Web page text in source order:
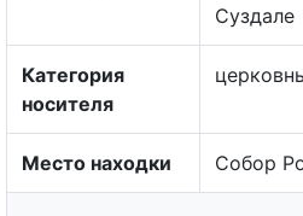
Суздале
Категория
носителя
Место находки Собор